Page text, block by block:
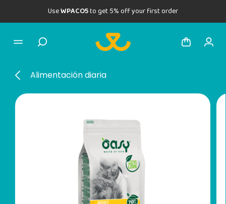
UseWPACO5to get 5% off your first order
Alimentación diaria